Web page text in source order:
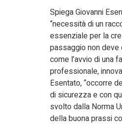
Spiega Giovanni
“necessità di un
essenziale per la
passaggio non deve
come l’avvio di una
professionale,
Esentato, “occorre
di sicurezza e con
svolto dalla Norma
della buona prassi